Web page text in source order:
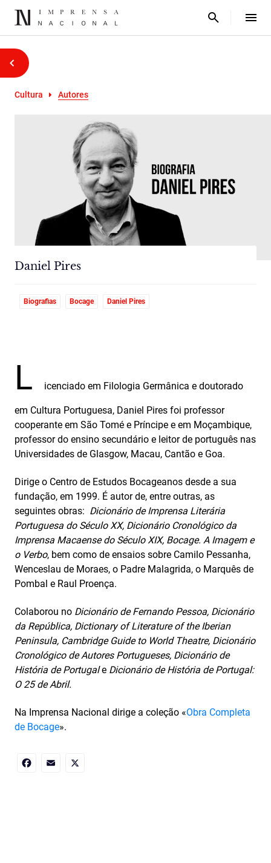
Cultura Autores
Daniel Pires
Biografias Bocage Daniel Pires
L icenciado em Filologia Germânica e doutorado
em Cultura Portuguesa, Daniel Pires foi professor
cooperante em São Tomé e Príncipe e em Moçambique,
professor do ensino secundário e leitor de português nas
Universidades de Glasgow, Macau, Cantão e Goa.
Dirige o Centro de Estudos Bocageanos desde a sua
fundação, em 1999. É autor de, entre outras, as
seguintes obras: Dicionário de Imprensa Literária
Portuguesa do Século XX, Dicionário Cronológico da
Imprensa Macaense do Século XIX, Bocage. A Imagem e
o Verbo, bem como de ensaios sobre Camilo Pessanha,
Wenceslau de Moraes, o Padre Malagrida, o Marquês de
Pombal e Raul Proença.
Colaborou no Dicionário de Fernando Pessoa, Dicionário
da República, Dictionary of Literature of the Iberian
Peninsula, Cambridge Guide to World Theatre, Dicionário
Cronológico de Autores Portugueses, Dicionário de
História de Portugale Dicionário de História de Portugal:
O 25 de Abril.
Na Imprensa Nacional dirige a coleção «Obra Completa
de Bocage».